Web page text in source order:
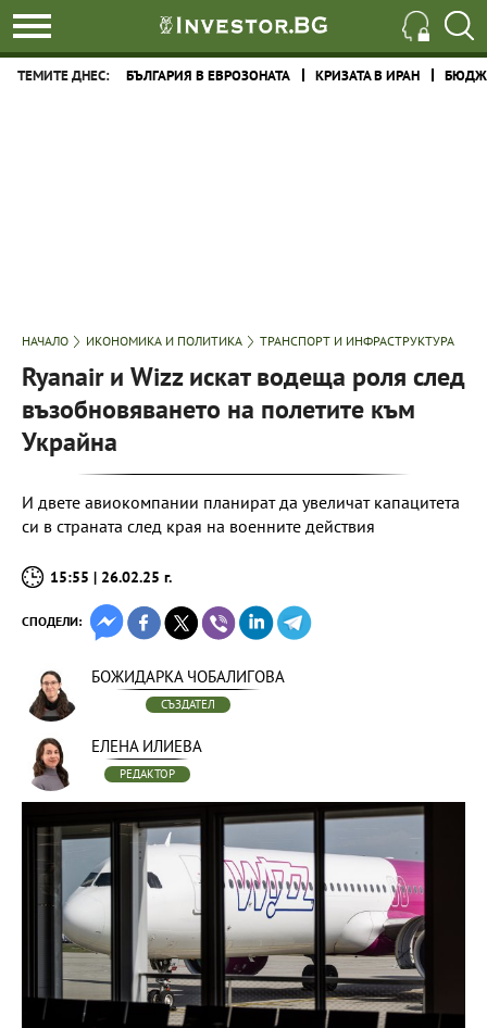
ТЕМИТЕ ДНЕС: БЪЛГАРИЯ В ЕВРОЗОНАТА КРИЗАТА В ИРАН
НАЧАЛО ИКОНОМИКА И ПОЛИТИКА ТРАНСПОРТ И ИНФРАСТРУКТУРА
Ryanair и Wizz искат водеща роля след
възобновяването на полетите към
Украйна
И двете авиокомпании планират да увеличат капацитета
си в страната след края на военните действия
15:55 | 26.02.25 г.
СПОДЕЛИ:
БОЖИДАРКА ЧОБАЛИГОВА
СЪЗДАТЕЛ
ЕЛЕНА ИЛИЕВА
РЕДАКТОР